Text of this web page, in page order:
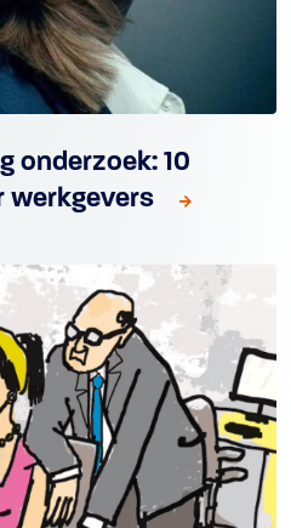
onderzoek: 10
werkgevers